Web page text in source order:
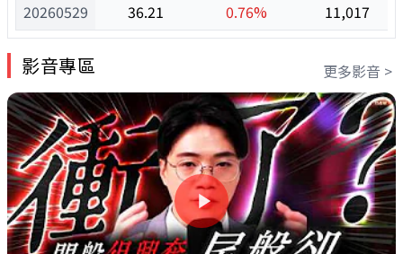
20260529
36.21
0.76% 11,017
影音專區 更多影音 >